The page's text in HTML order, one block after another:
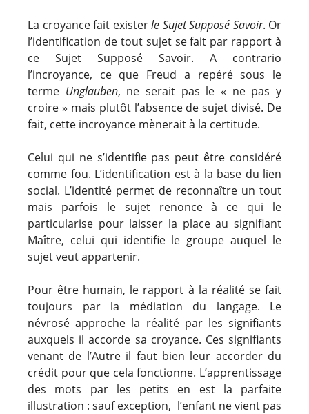
La croyance fait existerle Sujet Supposé Savoir. Or
l’identification de tout sujet se fait par rapport à
ce Sujet Supposé Savoir. A contrario
l’incroyance, ce que Freud a repéré sous le
terme Unglauben, ne serait pas le « ne pas y
croire » mais plutôt l’absence de sujet divisé. De
fait, cette incroyance mènerait à la certitude.
Celui qui ne s’identifie pas peut être considéré
comme fou. L’identification est à la base du lien
social. L’identité permet de reconnaître un tout
mais parfois le sujet renonce à ce qui le
particularise pour laisser la place au signifiant
Maître, celui qui identifie le groupe auquel le
sujet veut appartenir.
Pour être humain, le rapport à la réalité se fait
toujours par la médiation du langage. Le
névrosé approche la réalité par les signifiants
auxquels il accorde sa croyance. Ces signifiants
venant de l’Autre il faut bien leur accorder du
crédit pour que cela fonctionne. L’apprentissage
des mots par les petits en est la parfaite
illustration : sauf exception, l’enfant ne vient pas